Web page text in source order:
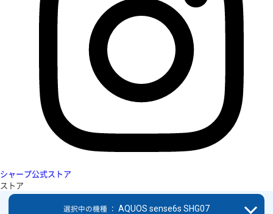
シャープ公式ストア
ストア
選択中の機種 ： AQUOS sense6s SHG07